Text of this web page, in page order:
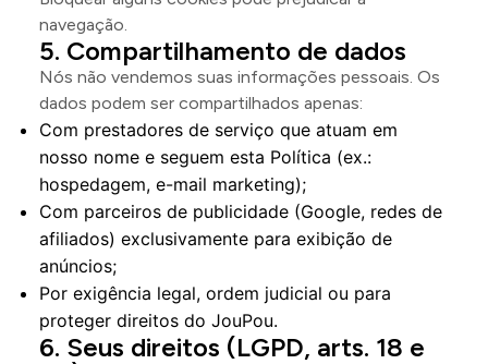
navegação.
Compartilhamento de dados
Nós não vendemos suas informações pessoais. Os
dados podem ser compartilhados apenas:
Com prestadores de serviço que atuam em
nosso nome e seguem esta Política (ex.:
hospedagem, e-mail marketing);
Com parceiros de publicidade (Google, redes de
afiliados) exclusivamente para exibição de
anúncios;
Por exigência legal, ordem judicial ou para
proteger direitos do JouPou.
Seus direitos (LGPD, arts. 18 e